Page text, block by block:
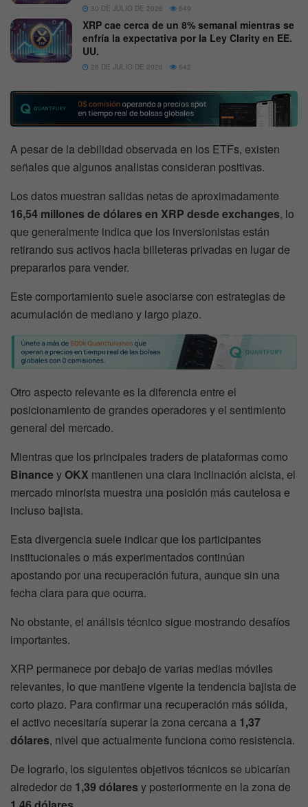
30 DE JULIO DE 2026 649
XRP cae cerca de un 8% semanal mientras se
enfría la expectativa por la Ley Clarity en EE.
UU.
28 DE JULIO DE 2026 642
A pesar de la debilidad observada en los ETFs, existen
señales que algunos analistas consideran positivas.
Los datos muestran salidas netas de aproximadamente
16,54 millones de dólares en XRP desde exchanges, lo
que generalmente indica que los inversionistas están
retirando sus activos hacia billeteras privadas en lugar de
prepararlos para vender.
Este comportamiento suele asociarse con estrategias de
acumulación de mediano y largo plazo.
Otro aspecto relevante es la diferencia entre el
posicionamiento de grandes operadores y el sentimiento
general del mercado.
Mientras que los principales traders de plataformas como
BinanceyOKX mantienen una clara inclinación alcista, el
mercado minorista muestra una posición más cautelosa e
incluso bajista.
Esta divergencia suele indicar que los participantes
institucionales o más experimentados continúan
apostando por una recuperación futura, aunque sin una
fecha clara para que ocurra.
No obstante, el análisis técnico sigue mostrando desafíos
importantes.
XRP permanece por debajo de varias medias móviles
relevantes, lo que mantiene vigente la tendencia bajista de
corto plazo. Para confirmar una recuperación más sólida,
el activo necesitaría superar la zona cercana a 1,37
dólares, nivel que actualmente funciona como resistencia.
De lograrlo, los siguientes objetivos técnicos se ubicarían
alrededor de 1,39 dólares y posteriormente en la zona de